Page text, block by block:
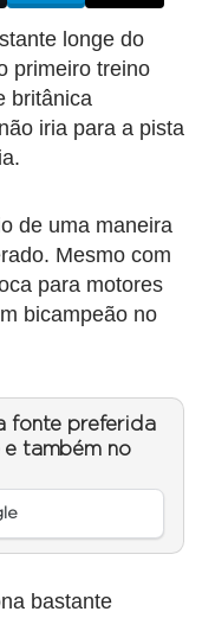
longe do
primeiro treino
britânica
não iria para a pista
de uma maneira
Mesmo com
para motores
bicampeão no
fonte preferida
também no
bastante